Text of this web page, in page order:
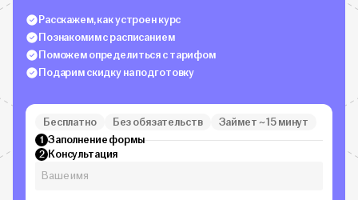
Расскажем, как устроен курс
Познакомим с расписанием
Поможем определиться с тарифом
Подарим скидку на подготовку
Бесплатно Без обязательств Займет ~ 15 минут
1 Заполнение формы
2 Консультация